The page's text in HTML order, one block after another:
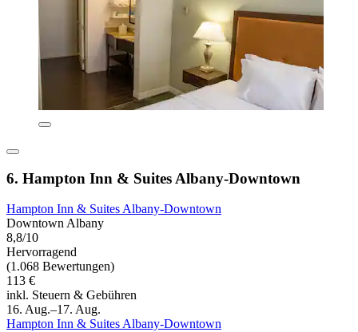
6. Hampton Inn & Suites Albany-Downtown
Hampton Inn & Suites Albany-Downtown
Downtown Albany
8,8/10
Hervorragend
(1.068 Bewertungen)
113 €
inkl. Steuern & Gebühren
16. Aug.–17. Aug.
Hampton Inn & Suites Albany-Downtown